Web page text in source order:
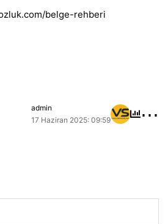
belge-rehberi
admin
17 Haziran 2025: 09:59
⋯